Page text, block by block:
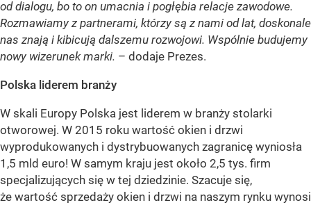
od dialogu, bo to on umacnia i pogłębia relacje zawodowe.
Rozmawiamy z partnerami, którzy są z nami od lat, doskonale
nas znają i kibicują dalszemu rozwojowi. Wspólnie budujemy
nowy wizerunek marki. – dodaje Prezes.
Polska liderem branży
W skali Europy Polska jest liderem w branży stolarki
otworowej. W 2015 roku wartość okien i drzwi
wyprodukowanych i dystrybuowanych zagranicę wyniosła
1,5 mld euro! W samym kraju jest około 2,5 tys. firm
specjalizujących się w tej dziedzinie. Szacuje się,
że wartość sprzedaży okien i drzwi na naszym rynku wynosi